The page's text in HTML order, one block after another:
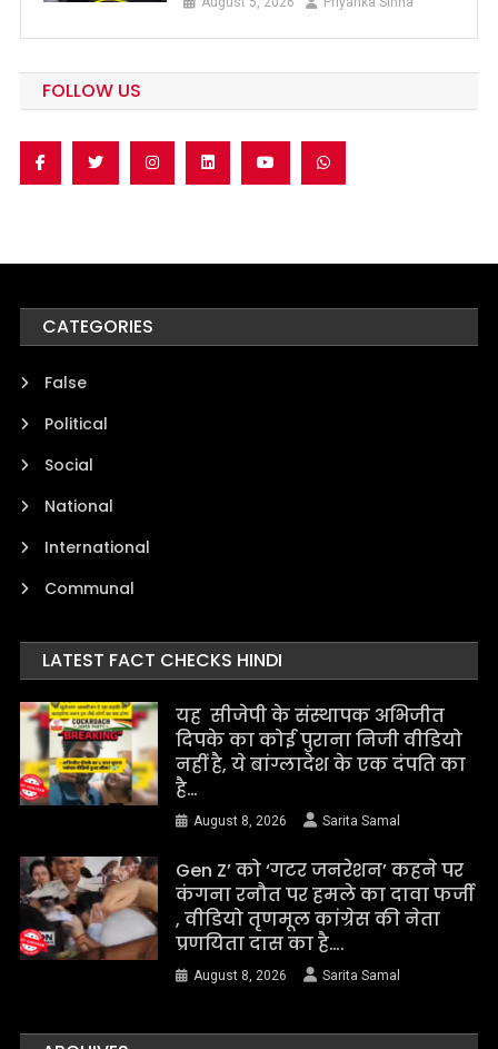
FOLLOW US
CATEGORIES
False
Political
Social
National
International
Communal
LATEST FACT CHECKS HINDI
यह सीजेपी के संस्थापक अभिजीत
दिपके का कोई पुराना निजी वीडियो
नहीं है, ये बांग्लादेश के एक दंपति का
है…
August 8, 2026 Sarita Samal
Gen Z’ को ‘गटर जनरेशन’ कहने पर
कंगना रनौत पर हमले का दावा फर्जी
, वीडियो तृणमूल कांग्रेस की नेता
प्रणयिता दास का है….
August 8, 2026 Sarita Samal